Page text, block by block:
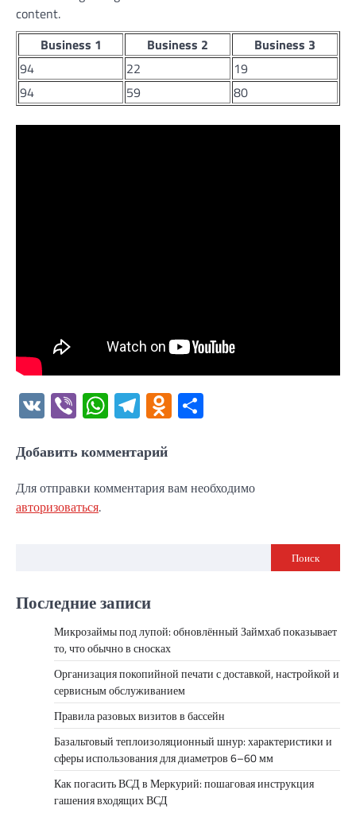
content.
Business 1
Business 2
Business 3
94
22
19
94
59 80
VK ViberWhatsApp
Telegram
Odnoklassniki
Добавить комментарий
Для отправки комментария вам необходимо
авторизоваться.
Поиск
Последние записи
Микрозаймы под лупой: обновлённый Займхаб показывает
то, что обычно в сносках
Организация покопийной печати с доставкой, настройкой и
сервисным обслуживанием
Правила разовых визитов в бассейн
Базальтовый теплоизоляционный шнур: характеристики и
сферы использования для диаметров 6–60 мм
Как погасить ВСД в Меркурий: пошаговая инструкция
гашения входящих ВСД